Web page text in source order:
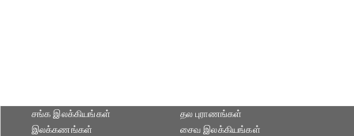
சங்க இலக்கியங்கள்
இலக்கணங்கள்
தல புராணங்கள்
சைவ இலக்கியங்கள்